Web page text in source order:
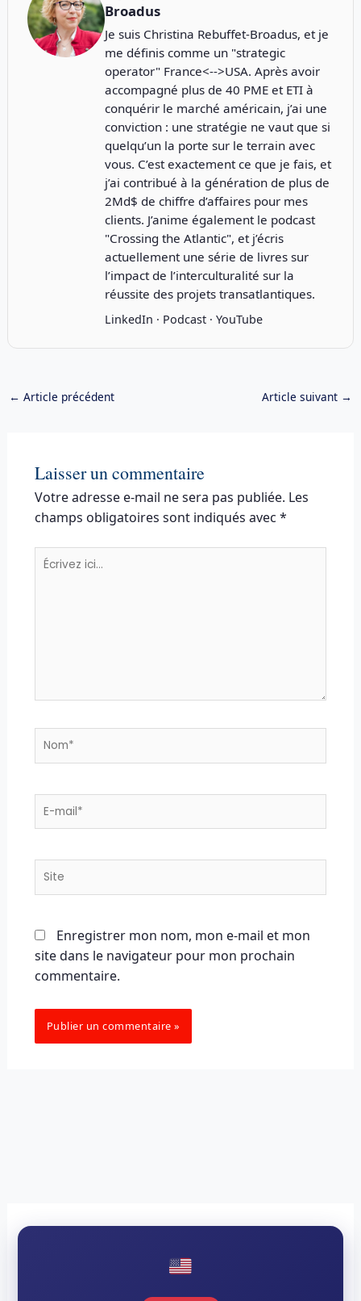
Broadus
Je suis Christina Rebuffet-Broadus, et je
me définis comme un "strategic
operator" France<-->USA. Après avoir
accompagné plus de 40 PME et ETI à
conquérir le marché américain, j’ai une
conviction : une stratégie ne vaut que si
quelqu’un la porte sur le terrain avec
vous. C’est exactement ce que je fais, et
j’ai contribué à la génération de plus de
2Md$ de chiffre d’affaires pour mes
clients. J’anime également le podcast
"Crossing the Atlantic", et j’écris
actuellement une série de livres sur
l’impact de l’interculturalité sur la
réussite des projets transatlantiques.
LinkedIn · Podcast· YouTube
← Article précédent Article suivant →
Laisser un commentaire
Votre adresse e-mail ne sera pas publiée. Les
champs obligatoires sont indiqués avec *
Écrivez
Nom*
E-
Site
Enregistrer mon nom, mon e-mail et mon
site dans le navigateur pour mon prochain
commentaire.